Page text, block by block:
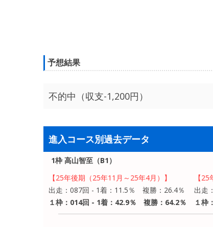
予想結果
不的中（収支-1,200円）
進入コース別過去データ
1枠 高山智至（B1）
【25年後期（25年11月～25年4月）】
出走：087回 - 1着：11.5％ 複勝：26.4％
１枠：014回 - 1着：42.9％ 複勝：64.2％
【
出走
１枠